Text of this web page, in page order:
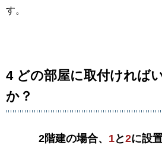
す。
4 どの部屋に取付ければ
か？
2階建の場合、 1と2に設